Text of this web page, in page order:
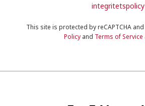
integritetspolicy
This site is protected by reCAPTCHA
Policyand Terms of Service